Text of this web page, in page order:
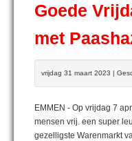
Goede
met
vrijdag 31 maart 2023 |
EMMEN - Op vrijdag 7
mensen vrij. een super
gezelligste Warenmarkt